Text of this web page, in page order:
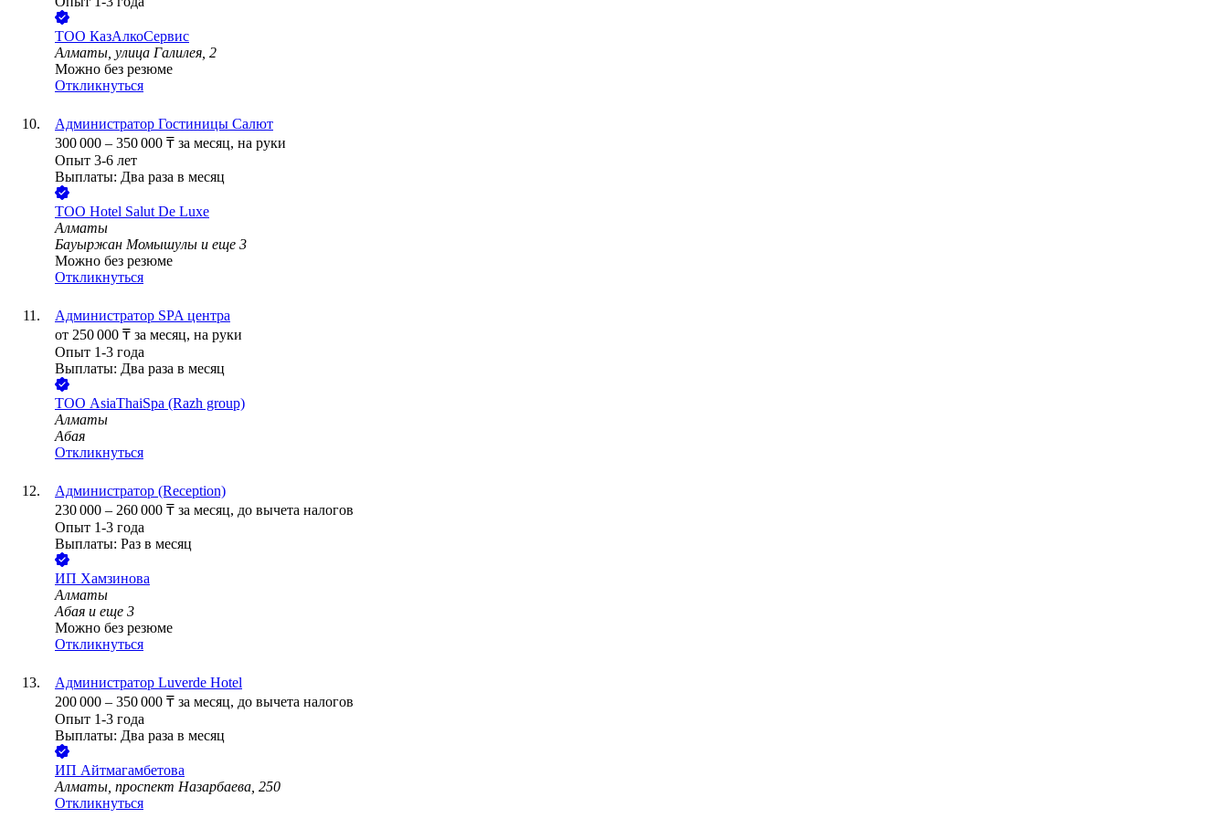
ТОО КазАлкоСервис
Алматы, улица Галилея, 2
Можно без резюме
Откликнуться
Администратор Гостиницы Салют
300 000 – 350 000 ₸ за месяц, на руки
Опыт 3-6 лет
Выплаты: Два раза в месяц
ТОО Hotel Salut De Luxe
Алматы
Бауыржан Момышулы и еще 3
Можно без резюме
Откликнуться
Администратор SPA центра
от 250 000 ₸ за месяц, на руки
Опыт 1-3 года
Выплаты: Два раза в месяц
ТОО AsiaThaiSpa (Razh group)
Алматы
Абая
Откликнуться
Администратор (Reception)
230 000 – 260 000 ₸ за месяц, до вычета налогов
Опыт 1-3 года
Выплаты: Раз в месяц
ИП Хамзинова
Алматы
Абая и еще 3
Можно без резюме
Откликнуться
Администратор Luverde Hotel
200 000 – 350 000 ₸ за месяц, до вычета налогов
Опыт 1-3 года
Выплаты: Два раза в месяц
ИП Айтмагамбетова
Алматы, проспект Назарбаева, 250
Откликнуться